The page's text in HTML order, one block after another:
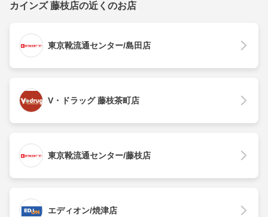
カインズ 藤枝店の近くのお店
東京靴流通センター/島田店
V・ドラッグ 藤枝茶町店
東京靴流通センター/藤枝店
エディオン/焼津店